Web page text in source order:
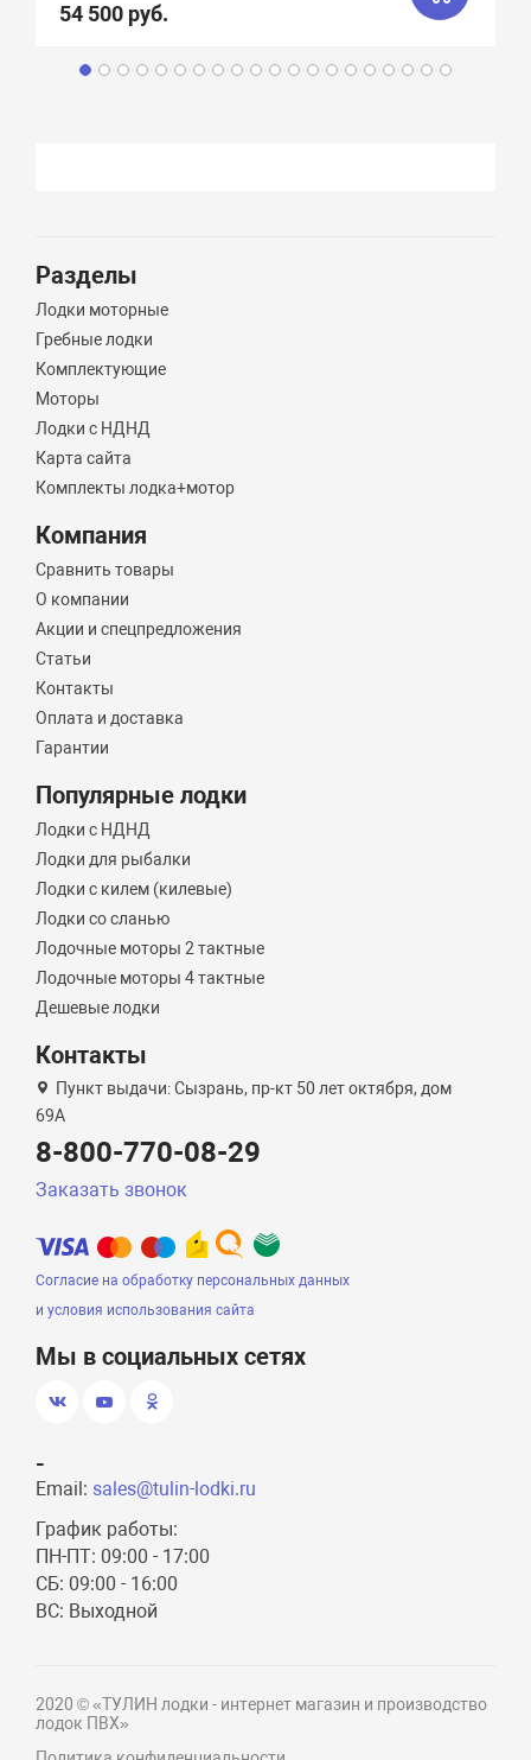
54 500 руб.
Разделы
Лодки моторные
Гребные лодки
Комплектующие
Моторы
Лодки с НДНД
Карта сайта
Комплекты лодка+мотор
Компания
Сравнить товары
О компании
Акции и спецпредложения
Статьи
Контакты
Оплата и доставка
Гарантии
Популярные лодки
Лодки с НДНД
Лодки для рыбалки
Лодки с килем (килевые)
Лодки со сланью
Лодочные моторы 2 тактные
Лодочные моторы 4 тактные
Дешевые лодки
Контакты
Пункт выдачи: Сызрань, пр-кт 50 лет октября, дом
69А
8-800-770-08-29
Заказать звонок
Согласие на обработку персональных данных
и условия использования сайта
Мы в социальных сетях
-
Email: sales@tulin-lodki.ru
График работы:
ПН-ПТ: 09:00 - 17:00
СБ: 09:00 - 16:00
ВС: Выходной
2020 © «ТУЛИН лодки - интернет магазин и производство
лодок ПВХ»